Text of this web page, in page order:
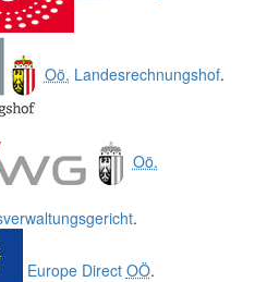
Oö. Landesrechnungshof.
Oö.
.
Europe Direct OÖ.